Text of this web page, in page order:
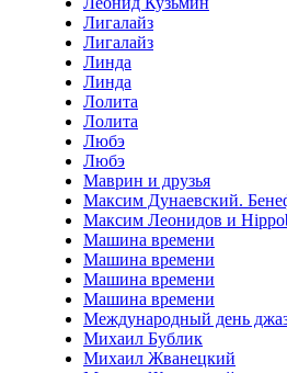
Лигалайз
Лигалайз
Линда
Линда
Лолита
Лолита
Любэ
Любэ
Маврин и друзья
Максим Дунаевский.
Максим Леонидов и
Машина времени
Машина времени
Машина времени
Машина времени
Международный день
Михаил Бублик
Михаил Жванецкий